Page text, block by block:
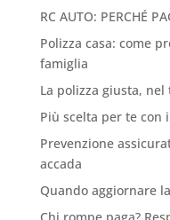
RC AUTO: PERCHÉ
Polizza casa: come
famiglia
La polizza giusta, nel
Più scelta per te con
Prevenzione
accada
Quando aggiornare